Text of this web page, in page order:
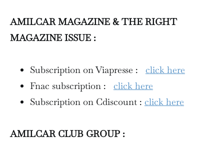
AMILCAR MAGAZINE & THE RIGHT
MAGAZINE ISSUE :
Subscription on Viapresse : click here
Fnac subscription : click here
Subscription on Cdiscount : click here
AMILCAR CLUB GROUP :